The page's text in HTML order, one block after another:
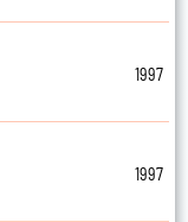
1997
1997